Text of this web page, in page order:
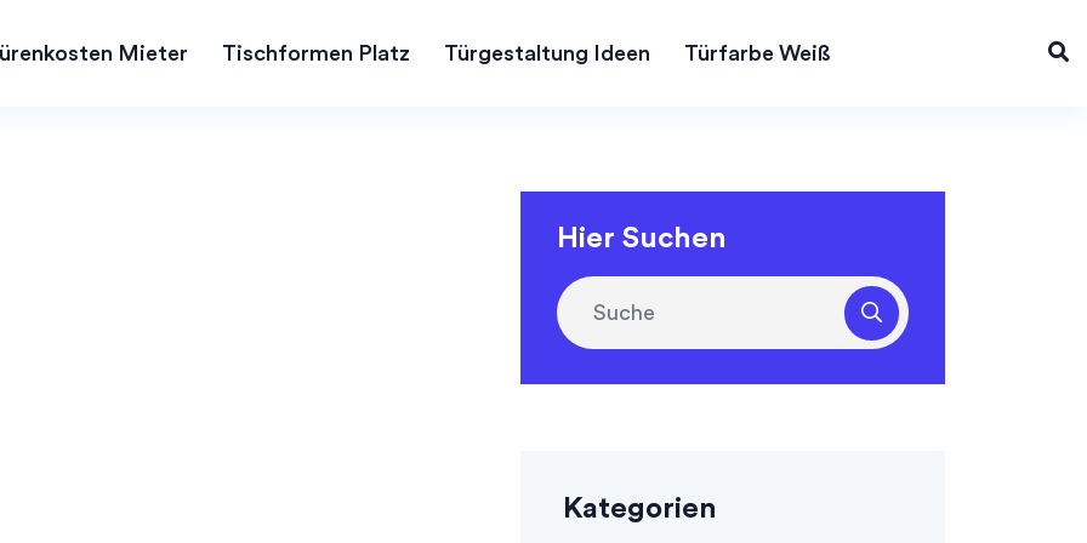
Mieter Tischformen Platz Türgestaltung Ideen Türfarbe Weiß
Hier Suchen
Kategorien